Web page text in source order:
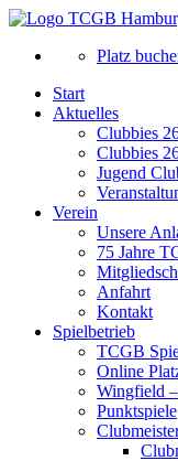
Platz
Start
Aktuelles
Clubbies
Clubbies
Jugend
Verein
Unsere
75 Jahre
Anfahrt
Kontakt
Spielbetrieb
TCGB
Online
Wingfield
Punktspiele